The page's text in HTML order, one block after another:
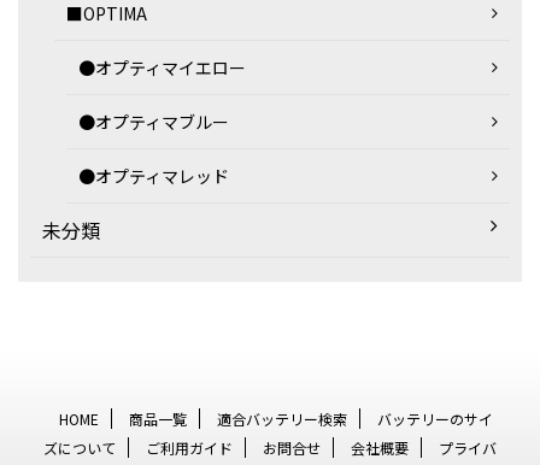
■OPTIMA
●オプティマイエロー
●オプティマブルー
●オプティマレッド
未分類
HOME 商品一覧 適合バッテリー検索
バッテリーのサイ
ズについて
ご利用ガイド お問合せ 会社概要
プライバ